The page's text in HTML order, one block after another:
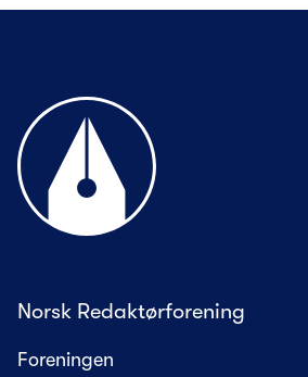
Til forsiden
Norsk Redaktørforening
Foreningen